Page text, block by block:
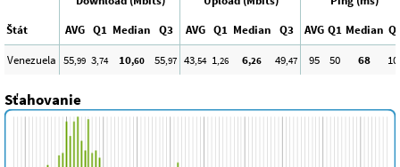
Štát
AVG Q1 Median Q3 AVG Q1 Median Q3 AVG Q1 Median
Venezuela 55,99 3,74 10,60 55,97 43,54 1,26 6,26 49,47 95 50 68
Sťahovanie